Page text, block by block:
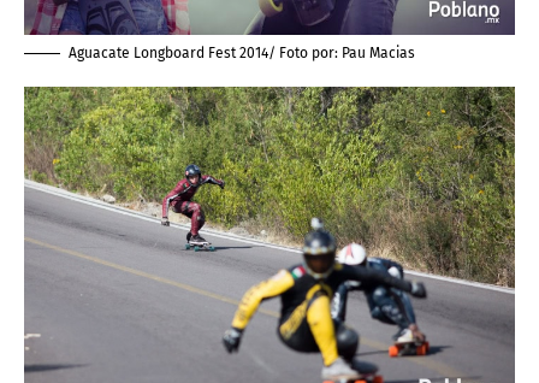
Aguacate Longboard Fest 2014/ Foto por: Pau Macias